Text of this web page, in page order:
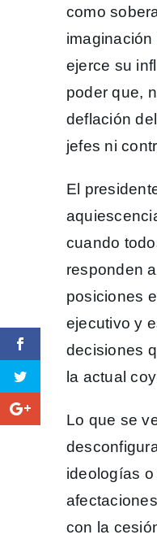
como
ejerce su
poder que,
deflación
jefes ni
El
cuando
responden
posiciones
ejecutivo y
decisiones
la actual
Lo que se
ideologías
con la